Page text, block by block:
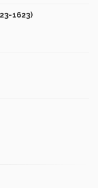
1623)